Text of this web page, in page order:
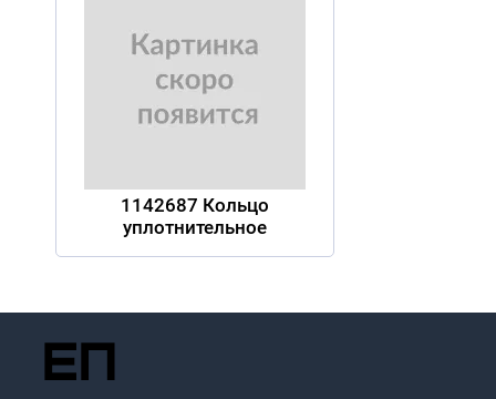
1142687 Кольцо
уплотнительное